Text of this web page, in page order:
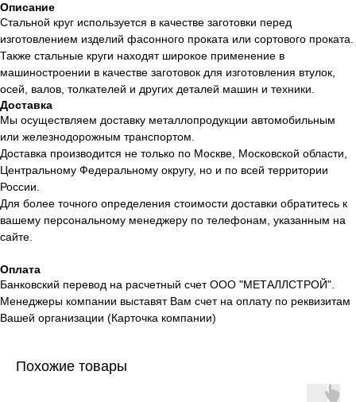
Описание
Стальной круг используется в качестве заготовки перед
изготовлением изделий фасонного проката или сортового проката.
Также стальные круги находят широкое применение в
машиностроении в качестве заготовок для изготовления втулок,
осей, валов, толкателей и других деталей машин и техники.
Доставка
Мы осуществляем доставку металлопродукции автомобильным
или железнодорожным транспортом.
Доставка производится не только по Москве, Московской области,
Центральному Федеральному округу, но и по всей территории
России.
Для более точного определения стоимости доставки обратитесь к
вашему персональному менеджеру по телефонам, указанным на
сайте.
Оплата
Банковский перевод на расчетный счет ООО "МЕТАЛЛСТРОЙ".
Менеджеры компании выставят Вам счет на оплату по реквизитам
Вашей организации (Карточка компании)
Похожие товары